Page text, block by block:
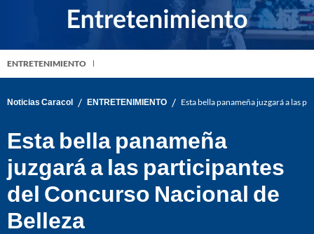
ENTRETENIMIENTO
Noticias Caracol / ENTRETENIMIENTO / Esta bella panameña juzgará a las
Esta bella panameña
juzgará a las participantes
del Concurso Nacional de
Belleza